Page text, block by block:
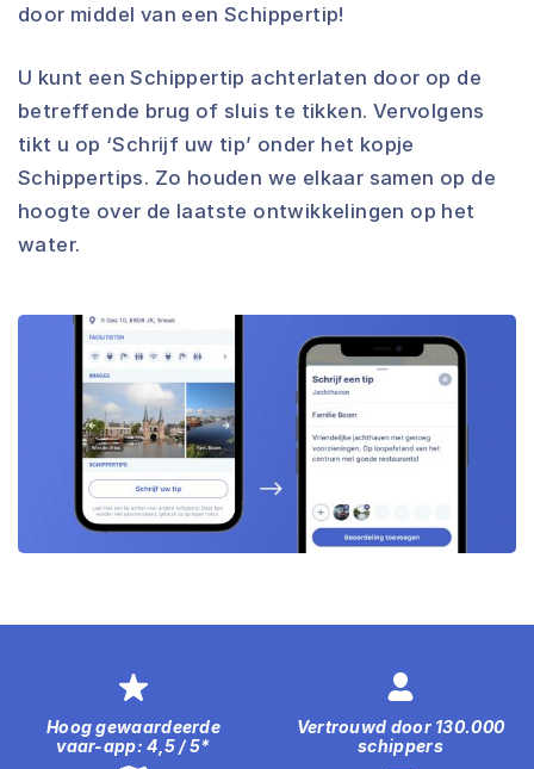
door middel van een Schippertip!
U kunt een Schippertip achterlaten door op de
betreffende brug of sluis te tikken. Vervolgens
tikt u op ‘Schrijf uw tip’ onder het kopje
Schippertips. Zo houden we elkaar samen op de
hoogte over de laatste ontwikkelingen op het
water.
Hoog gewaardeerde
vaar-app: 4,5 / 5*
Vertrouwd door 130.000
schippers